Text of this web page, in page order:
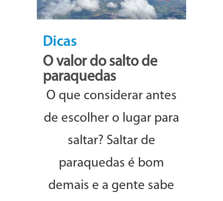
Dicas
O valor do salto de
paraquedas
O que considerar antes
de escolher o lugar para
saltar? Saltar de
paraquedas é bom
demais e a gente sabe